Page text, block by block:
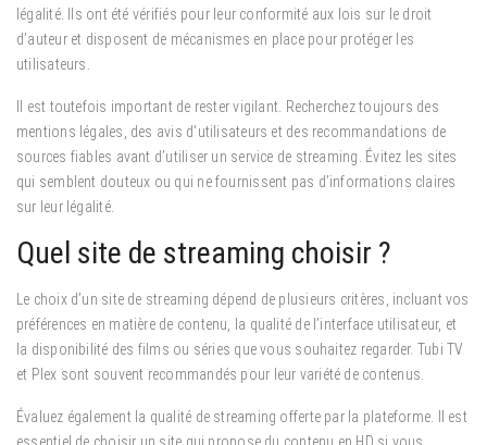
légalité. Ils ont été vérifiés pour leur conformité aux lois sur le droit
d’auteur et disposent de mécanismes en place pour protéger les
utilisateurs.
Il est toutefois important de rester vigilant. Recherchez toujours des
mentions légales, des avis d’utilisateurs et des recommandations de
sources fiables avant d’utiliser un service de streaming. Évitez les sites
qui semblent douteux ou qui ne fournissent pas d’informations claires
sur leur légalité.
Quel site de streaming choisir ?
Le choix d’un site de streaming dépend de plusieurs critères, incluant vos
préférences en matière de contenu, la qualité de l’interface utilisateur, et
la disponibilité des films ou séries que vous souhaitez regarder. Tubi TV
et Plex sont souvent recommandés pour leur variété de contenus.
Évaluez également la qualité de streaming offerte par la plateforme. Il est